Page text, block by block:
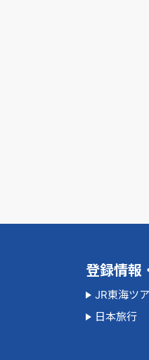
登録情報
JR東海ツ
日本旅行